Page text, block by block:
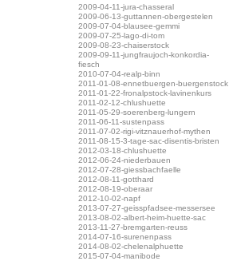
2009-04-11-jura-chasseral
2009-06-13-guttannen-obergestelen
2009-07-04-blausee-gemmi
2009-07-25-lago-di-tom
2009-08-23-chaiserstock
2009-09-11-jungfraujoch-konkordia-
fiesch
2010-07-04-realp-binn
2011-01-08-ennetbuergen-buergenstock
2011-01-22-fronalpstock-lavinenkurs
2011-02-12-chlushuette
2011-05-29-soerenberg-lungern
2011-06-11-sustenpass
2011-07-02-rigi-vitznauerhof-mythen
2011-08-15-3-tage-sac-disentis-bristen
2012-03-18-chlushuette
2012-06-24-niederbauen
2012-07-28-giessbachfaelle
2012-08-11-gotthard
2012-08-19-oberaar
2012-10-02-napf
2013-07-27-geisspfadsee-messersee
2013-08-02-albert-heim-huette-sac
2013-11-27-bremgarten-reuss
2014-07-16-surenenpass
2014-08-02-chelenalphuette
2015-07-04-manibode